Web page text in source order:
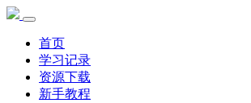
首页
学习记录
资源下载
新手教程